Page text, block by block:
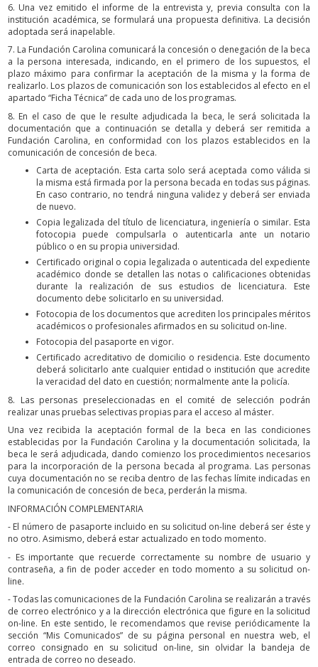
6. Una vez emitido el informe de la entrevista y, previa consulta con la
institución académica, se formulará una propuesta definitiva. La decisión
adoptada será inapelable.
7. La Fundación Carolina comunicará la concesión o denegación de la beca
a la persona interesada, indicando, en el primero de los supuestos, el
plazo máximo para confirmar la aceptación de la misma y la forma de
realizarlo. Los plazos de comunicación son los establecidos al efecto en el
apartado “Ficha Técnica” de cada uno de los programas.
8. En el caso de que le resulte adjudicada la beca, le será solicitada la
documentación que a continuación se detalla y deberá ser remitida a
Fundación Carolina, en conformidad con los plazos establecidos en la
comunicación de concesión de beca.
Carta de aceptación. Esta carta solo será aceptada como válida si
la misma está firmada por la persona becada en todas sus páginas.
En caso contrario, no tendrá ninguna validez y deberá ser enviada
de nuevo.
Copia legalizada del título de licenciatura, ingeniería o similar. Esta
fotocopia puede compulsarla o autenticarla ante un notario
público o en su propia universidad.
Certificado original o copia legalizada o autenticada del expediente
académico donde se detallen las notas o calificaciones obtenidas
durante la realización de sus estudios de licenciatura. Este
documento debe solicitarlo en su universidad.
Fotocopia de los documentos que acrediten los principales méritos
académicos o profesionales afirmados en su solicitud on-line.
Fotocopia del pasaporte en vigor.
Certificado acreditativo de domicilio o residencia. Este documento
deberá solicitarlo ante cualquier entidad o institución que acredite
la veracidad del dato en cuestión; normalmente ante la policía.
8. Las personas preseleccionadas en el comité de selección podrán
realizar unas pruebas selectivas propias para el acceso al máster.
Una vez recibida la aceptación formal de la beca en las condiciones
establecidas por la Fundación Carolina y la documentación solicitada, la
beca le será adjudicada, dando comienzo los procedimientos necesarios
para la incorporación de la persona becada al programa. Las personas
cuya documentación no se reciba dentro de las fechas límite indicadas en
la comunicación de concesión de beca, perderán la misma.
INFORMACIÓN COMPLEMENTARIA
- El número de pasaporte incluido en su solicitud on-line deberá ser éste y
no otro. Asimismo, deberá estar actualizado en todo momento.
- Es importante que recuerde correctamente su nombre de usuario y
contraseña, a fin de poder acceder en todo momento a su solicitud on-
line.
- Todas las comunicaciones de la Fundación Carolina se realizarán a través
de correo electrónico y a la dirección electrónica que figure en la solicitud
on-line. En este sentido, le recomendamos que revise periódicamente la
sección “Mis Comunicados” de su página personal en nuestra web, el
correo consignado en su solicitud on-line, sin olvidar la bandeja de
entrada de correo no deseado.